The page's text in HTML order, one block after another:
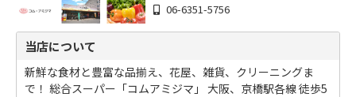
06-6351-5756
当店について
新鮮な食材と豊富な品揃え、花屋、雑貨、クリーニングま
で！ 総合スーパー「コムアミジマ」 大阪、京橋駅各線 徒歩5